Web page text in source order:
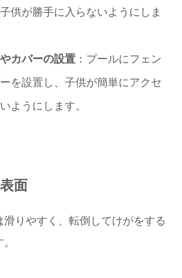
供が勝手に入らないようにしま
カバーの設置：プールにフェン
を設置し、子供が簡単にアクセ
ようにします。
面
滑りやすく、転倒してけがをする